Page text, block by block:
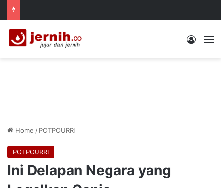
Log In
Home / POTPOURRI
POTPOURRI
Ini Delapan Negara yang